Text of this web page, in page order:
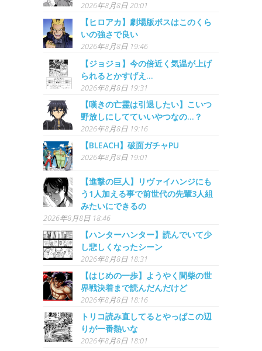
2026年8月8日 20:01
【ヒロアカ】劇場版ボスはこのくら
いの強さで良い
2026年8月8日 19:46
【ジョジョ】今の倍近く気温が上げ
られるとかすげえ…
2026年8月8日 19:31
【嘆きの亡霊は引退したい】こいつ
野放しにしてていいやつなの…？
2026年8月8日 19:16
【BLEACH】破面ガチャPU
2026年8月8日 19:01
【進撃の巨人】リヴァイハンジにも
う1人加える事で前世代の先輩3人組
みたいにできるの
2026年8月8日 18:46
【ハンターハンター】読んでいて少
し悲しくなったシーン
2026年8月8日 18:31
【はじめの一歩】ようやく間柴の世
界戦決着まで読んだんだけど
2026年8月8日 18:16
トリコ読み直してるとやっぱこの辺
りが一番熱いな
2026年8月8日 18:01